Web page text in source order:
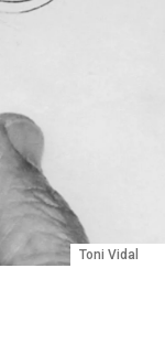
Toni Vidal